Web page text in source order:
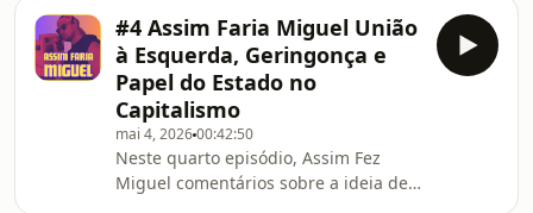
discurso de 0dio.
#4 Assim Faria Miguel União
à Esquerda, Geringonça e
Papel do Estado no
Capitalismo
mai 4, 202600:42:50
Neste quarto episódio, Assim Fez
Miguel comentários sobre a ideia de